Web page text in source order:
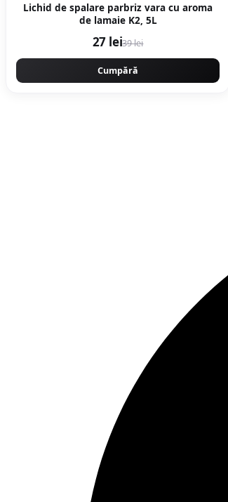
Lichid de spalare parbriz vara cu aroma
de lamaie K2, 5L
27 lei39 lei
Cumpără